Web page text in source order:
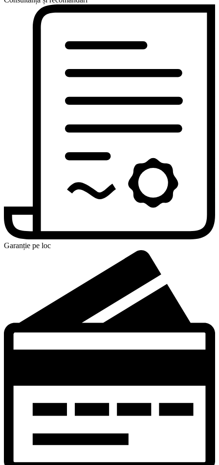
Garanție pe loc